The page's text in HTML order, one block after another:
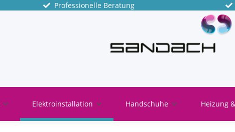
Professionelle Beratung
Elektroinstallation Handschuhe Heizung